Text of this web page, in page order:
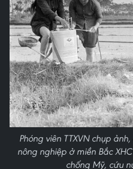
Phóng viên TTXVN chụp
nông nghiệp ở miền Bắc
chống Mỹ, cứu